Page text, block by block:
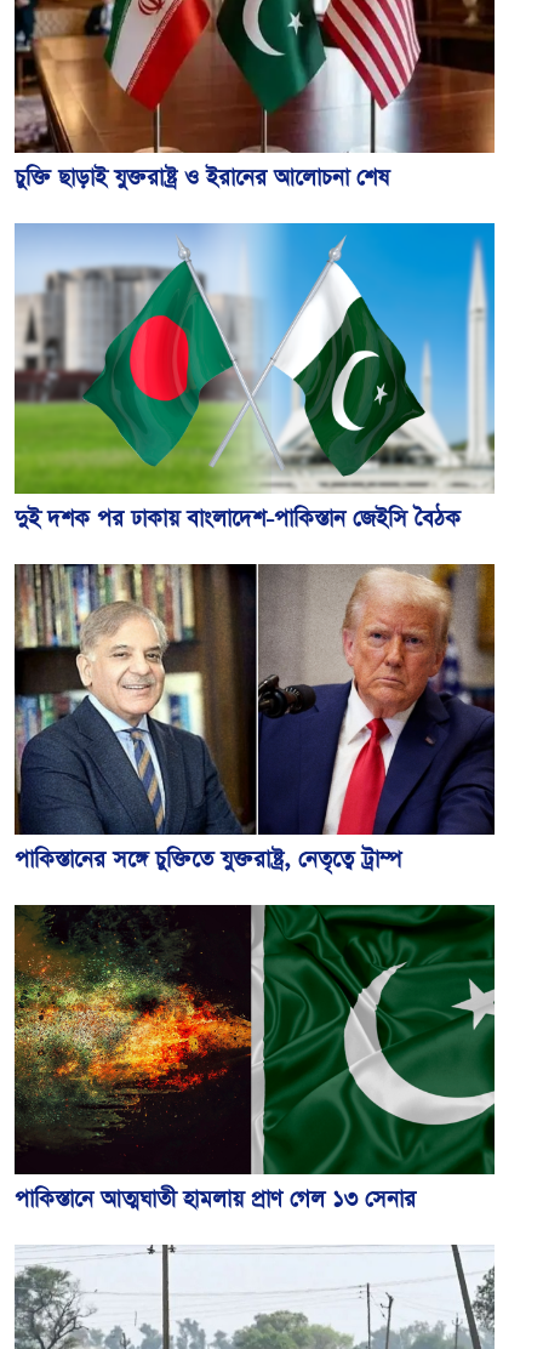
চুক্তি ছাড়াই যুক্তরাষ্ট্র ও ইরানের আলোচনা শেষ
দুই দশক পর ঢাকায় বাংলাদেশ-পাকিস্তান জেইসি বৈঠক
পাকিস্তানের সঙ্গে চুক্তিতে যুক্তরাষ্ট্র, নেতৃত্বে ট্রাম্প
পাকিস্তানে আত্মঘাতী হামলায় প্রাণ গেল ১৩ সেনার